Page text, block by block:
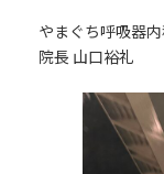
やまぐち呼吸器
院長 山口裕礼